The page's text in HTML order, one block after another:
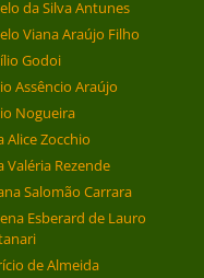
da Silva Antunes
Viana Araújo Filho
Godoi
Assêncio Araújo
Nogueira
Alice Zocchio
Valéria Rezende
Salomão Carrara
Esberard de Lauro
de Almeida